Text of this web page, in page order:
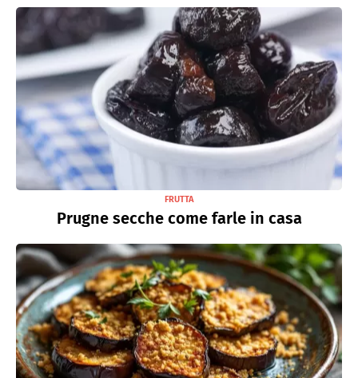
FRUTTA
Prugne secche come farle in casa